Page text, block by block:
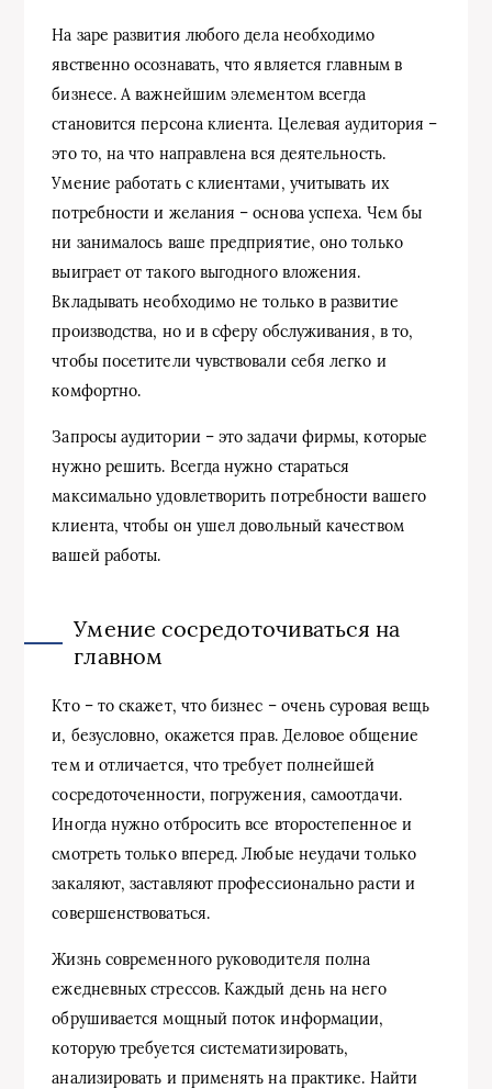
На заре развития любого дела необходимо
явственно осознавать, что является главным в
бизнесе. А важнейшим элементом всегда
становится персона клиента. Целевая аудитория –
это то, на что направлена вся деятельность.
Умение работать с клиентами, учитывать их
потребности и желания – основа успеха. Чем бы
ни занималось ваше предприятие, оно только
выиграет от такого выгодного вложения.
Вкладывать необходимо не только в развитие
производства, но и в сферу обслуживания, в то,
чтобы посетители чувствовали себя легко и
комфортно.
Запросы аудитории – это задачи фирмы, которые
нужно решить. Всегда нужно стараться
максимально удовлетворить потребности вашего
клиента, чтобы он ушел довольный качеством
вашей работы.
Умение сосредоточиваться на
главном
Кто – то скажет, что бизнес – очень суровая вещь
и, безусловно, окажется прав. Деловое общение
тем и отличается, что требует полнейшей
сосредоточенности, погружения, самоотдачи.
Иногда нужно отбросить все второстепенное и
смотреть только вперед. Любые неудачи только
закаляют, заставляют профессионально расти и
совершенствоваться.
Жизнь современного руководителя полна
ежедневных стрессов. Каждый день на него
обрушивается мощный поток информации,
которую требуется систематизировать,
анализировать и применять на практике. Найти